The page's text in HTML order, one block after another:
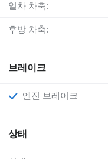
일차 차축:
후방 차축:
브레이크
엔진 브레이크
상태